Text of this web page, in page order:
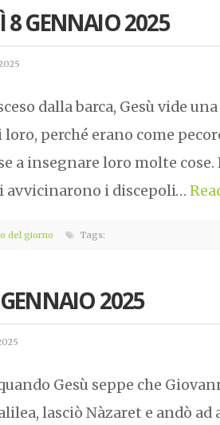
8 GENNAIO 2025
dalla barca, Gesù vide
loro, perché erano come
a insegnare loro molte
avvicinarono i discepoli…
del giorno Tags:
2025
Gesù seppe che
lasciò Nàzaret e andò ad